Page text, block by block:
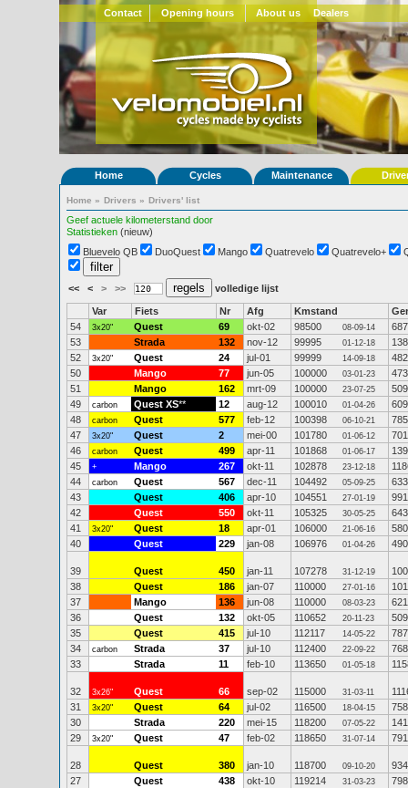
Contact Opening hours About us Dealers
Home Cycles Maintenance
Home » Drivers » Drivers' list
Geef actuele kilometerstand door
Statistieken (nieuw)
Bluevelo QB
DuoQuest Mango Quatrevelo Quatrevelo+
<< < > >> volledige lijst
Var Fiets Nr Afg Kmstand
54
3x20" Quest 69 okt-02 98500 08-09-14
687
53
Strada 132 nov-12 99995 01-12-18
52
3x20" Quest 24 jul-01 99999 14-09-18
482
50
Mango 77 jun-05 100000 03-01-23
473
51
Mango 162 mrt-09 100000 23-07-25
509
49
carbon Quest XS** 12 aug-12 100010 01-04-26
609
48
carbon Quest 577 feb-12 100398 06-10-21
785
47
3x20" Quest 2 mei-00 101780 01-06-12
701
46
carbon Quest 499 apr-11 101868 01-06-17
45
+ Mango 267 okt-11 102878 23-12-18
44
carbon Quest 567 dec-11 104492 05-09-25
633
43
Quest 406 apr-10 104551 27-01-19
991
42
Quest 550 okt-11 105325 30-05-25
643
41
3x20" Quest 18 apr-01 106000 21-06-16
580
40
Quest 229 jan-08 106976 01-04-26 490
39 Quest 450 jan-11 107278 31-12-19
38
Quest 186 jan-07 110000 27-01-16
37
Mango 136 jun-08 110000 08-03-23
621
36
Quest 132 okt-05 110652 20-11-23
509
35
Quest 415 jul-10 112117 14-05-22
787
34
carbon Strada 37 jul-10 112400 22-09-22
768
33
Strada 11 feb-10 113650 01-05-18
32 3x26" Quest 66 sep-02 115000 31-03-11
31
3x20" Quest 64 jul-02 116500 18-04-15
758
30
Strada 220 mei-15 118200 07-05-22
29
3x20" Quest 47 feb-02 118650 31-07-14 791
28 Quest 380 jan-10 118700 09-10-20
934
27
Quest 438 okt-10 119214 31-03-23
798